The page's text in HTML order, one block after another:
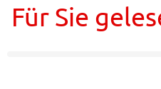
Für Sie